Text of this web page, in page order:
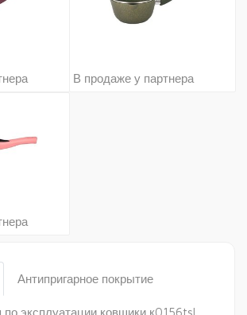
В продаже у партнера
Антипригарное покрытие
по эксплуатации ковшики к0156tsl